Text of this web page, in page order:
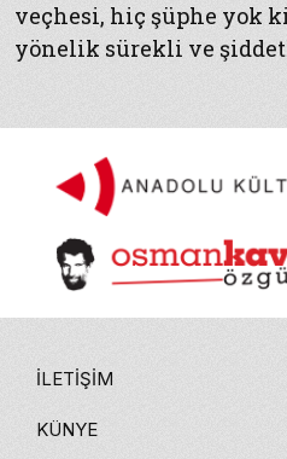
veçhesi, hiç şüphe yok
yönelik sürekli ve
İLETIŞIM
KÜNYE